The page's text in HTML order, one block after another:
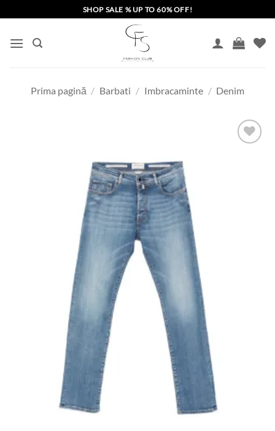
to
content
SHOP SALE % UP TO 60% OFF!
Prima pagină / Barbati / Imbracaminte / Denim